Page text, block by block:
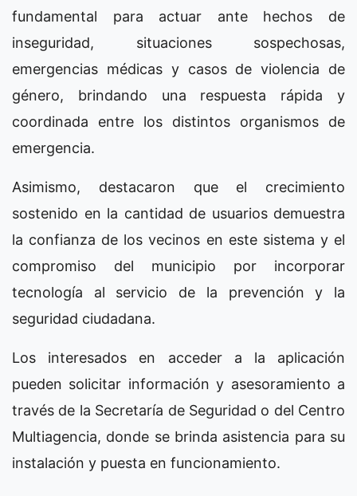
fundamental para actuar ante hechos de
inseguridad, situaciones sospechosas,
emergencias médicas y casos de violencia de
género, brindando una respuesta rápida y
coordinada entre los distintos organismos de
emergencia.
Asimismo, destacaron que el crecimiento
sostenido en la cantidad de usuarios demuestra
la confianza de los vecinos en este sistema y el
compromiso del municipio por incorporar
tecnología al servicio de la prevención y la
seguridad ciudadana.
Los interesados en acceder a la aplicación
pueden solicitar información y asesoramiento a
través de la Secretaría de Seguridad o del Centro
Multiagencia, donde se brinda asistencia para su
instalación y puesta en funcionamiento.